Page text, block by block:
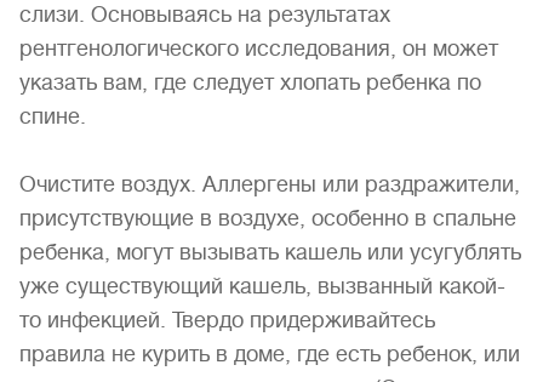
слизи. Основываясь на результатах
рентгенологического исследования, он может
указать вам, где следует хлопать ребенка по
спине.
Очистите воздух. Аллергены или раздражители,
присутствующие в воздухе, особенно в спальне
ребенка, могут вызывать кашель или усугублять
уже существующий кашель, вызванный какой-
то инфекцией. Твердо придерживайтесь
правила не курить в доме, где есть ребенок, или